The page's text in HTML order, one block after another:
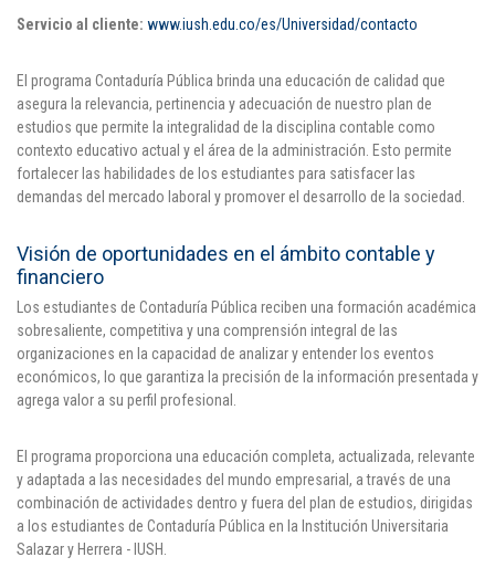
Servicio al cliente: www.iush.edu.co/es/Universidad/contacto
El programa Contaduría Pública brinda una educación de calidad que
asegura la relevancia, pertinencia y adecuación de nuestro plan de
estudios que permite la integralidad de la disciplina contable como
contexto educativo actual y el área de la administración. Esto permite
fortalecer las habilidades de los estudiantes para satisfacer las
demandas del mercado laboral y promover el desarrollo de la sociedad.
Visión de oportunidades en el ámbito contable y
financiero
Los estudiantes de Contaduría Pública reciben una formación académica
sobresaliente, competitiva y una comprensión integral de las
organizaciones en la capacidad de analizar y entender los eventos
económicos, lo que garantiza la precisión de la información presentada y
agrega valor a su perfil profesional.
El programa proporciona una educación completa, actualizada, relevante
y adaptada a las necesidades del mundo empresarial, a través de una
combinación de actividades dentro y fuera del plan de estudios, dirigidas
a los estudiantes de Contaduría Pública en la Institución Universitaria
Salazar y Herrera - IUSH.